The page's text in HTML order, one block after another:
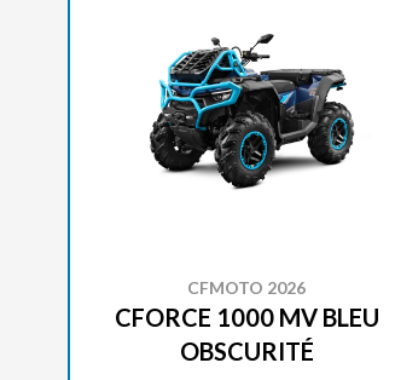
CFMOTO 2026
CFORCE 1000 MV BLEU
OBSCURITÉ